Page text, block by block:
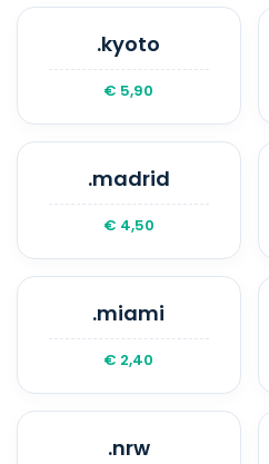
.kyoto
€ 5,90
.madrid
€ 4,50
.miami
€ 2,40
.nrw